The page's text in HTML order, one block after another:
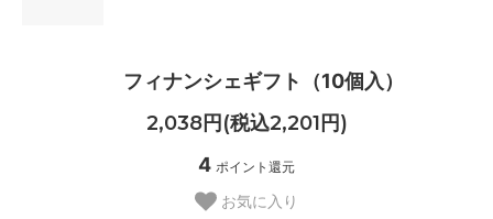
フィナンシェギフト（10個入）
2,038円(税込2,201円)
4 ポイント還元
お気に入り